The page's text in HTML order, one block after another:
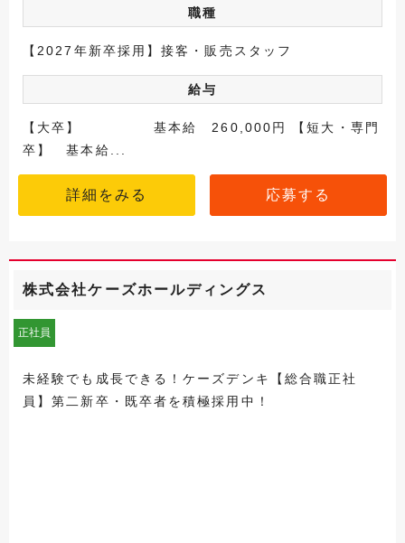
職種
【2027年新卒採用】接客・販売スタッフ
給与
【大卒】 基本給 260,000円 【短大・専門
卒】 基本給...
詳細をみる 応募する
株式会社ケーズホールディングス
正社員
未経験でも成長できる！ケーズデンキ【総合職正社
員】第二新卒・既卒者を積極採用中！